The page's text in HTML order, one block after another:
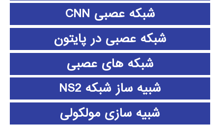
شبکه عصبی CNN
شبکه عصبی در پایتون
شبکه های عصبی
شبیه ساز شبکه NS2
شبیه سازی مولکولی